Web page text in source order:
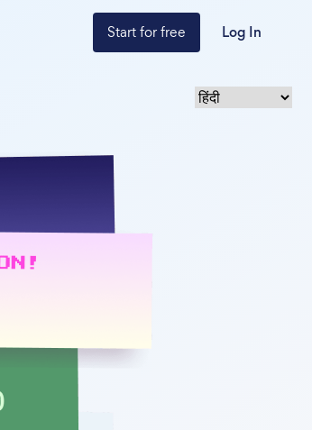
Start for free Log In